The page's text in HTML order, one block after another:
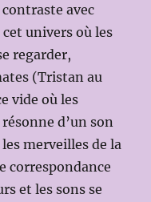
avec
univers où les
regarder,
(Tristan au
vide où les
d’un son
merveilles de la
correspondance
et les sons se